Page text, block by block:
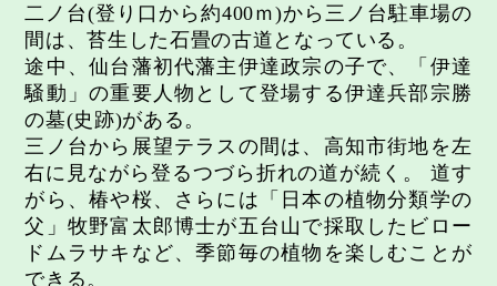
二ノ台(登り口から約400ｍ)から三ノ台駐車場の
間は、苔生した石畳の古道となっている。
途中、仙台藩初代藩主伊達政宗の子で、「伊達
騒動」の重要人物として登場する伊達兵部宗勝
の墓(史跡)がある。
三ノ台から展望テラスの間は、高知市街地を左
右に見ながら登るつづら折れの道が続く。 道す
がら、椿や桜、さらには「日本の植物分類学の
父」牧野富太郎博士が五台山で採取したビロー
ドムラサキなど、季節毎の植物を楽しむことが
できる。